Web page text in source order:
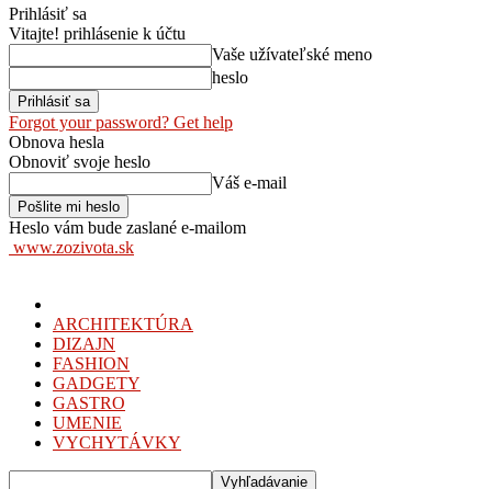
Prihlásiť sa
Vitajte! prihlásenie k účtu
Vaše užívateľské meno
heslo
Forgot your password? Get help
Obnova hesla
Obnoviť svoje heslo
Váš e-mail
Heslo vám bude zaslané e-mailom
www.zozivota.sk
ARCHITEKTÚRA
DIZAJN
FASHION
GADGETY
GASTRO
UMENIE
VYCHYTÁVKY